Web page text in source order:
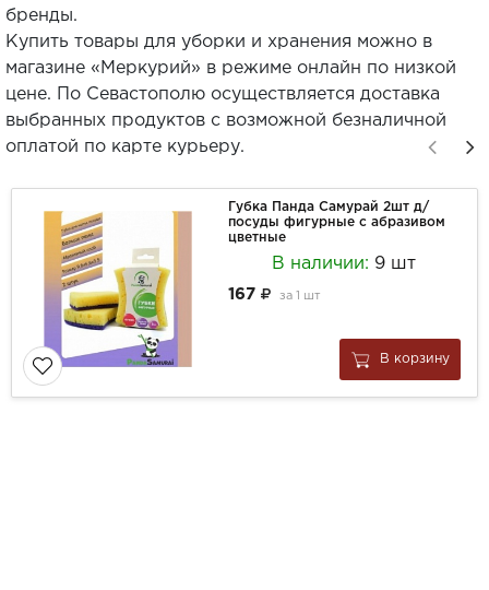
бренды.
Купить товары для уборки и хранения можно в
магазине «Меркурий» в режиме онлайн по низкой
цене. По Севастополю осуществляется доставка
выбранных продуктов с возможной безналичной
оплатой по карте курьеру.
Губка Панда Самурай 2шт д/
посуды фигурные с абразивом
цветные
В наличии: 9 шт
167 за 1 шт
В корзину